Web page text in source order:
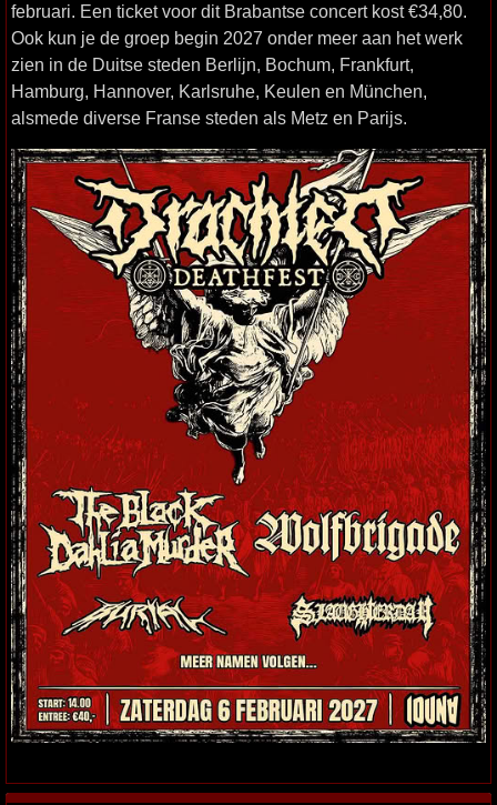
februari. Een ticket voor dit Brabantse concert kost €34,80.
Ook kun je de groep begin 2027 onder meer aan het werk
zien in de Duitse steden Berlijn, Bochum, Frankfurt,
Hamburg, Hannover, Karlsruhe, Keulen en München,
alsmede diverse Franse steden als Metz en Parijs.